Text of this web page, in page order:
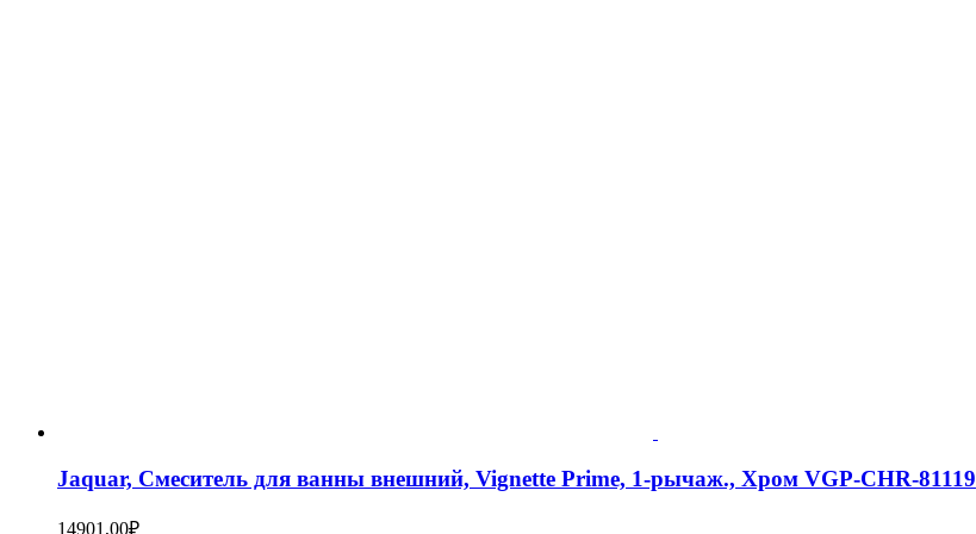
Jaquar, Смеситель для ванны внешний, Vignette Prime, 1-рычаж., Хром VGP-CHR-81119
14901,00₽